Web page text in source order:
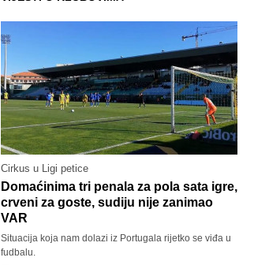
Cirkus u Ligi petice
Domaćinima tri penala za pola sata igre,
crveni za goste, sudiju nije zanimao
VAR
Situacija koja nam dolazi iz Portugala rijetko se viđa u
fudbalu.